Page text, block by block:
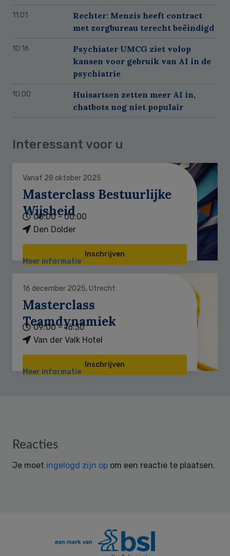
11:01
Rechter: Menzis heeft contract
met zorgbureau terecht beëindigd
10:16
Psychiater UMCG ziet volop
kansen voor gebruik van AI in de
psychiatrie
10:00
Huisartsen zetten meer AI in,
chatbots nog niet populair
Interessant voor u
Vanaf 28 oktober 2025
Masterclass Bestuurlijke
Wijsheid
00:00 - 00:00
Den Dolder
Inschrijven
Meer informatie
16 december 2025, Utrecht
Masterclass
Teamdynamiek
09:00 - 16:30
Van der Valk Hotel
Inschrijven
Meer informatie
Reader
Reacties
Je moet ingelogd zijn op om een reactie te plaatsen.